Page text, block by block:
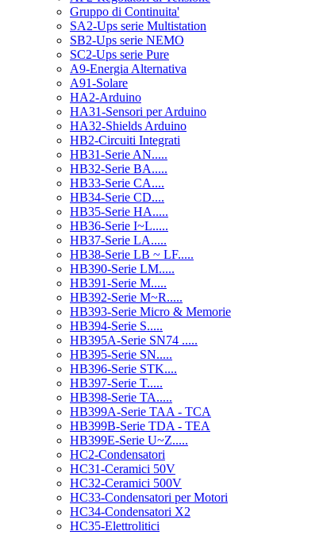
Gruppo di Continuita'
SA2-Ups serie Multistation
SB2-Ups serie NEMO
SC2-Ups serie Pure
A9-Energia Alternativa
A91-Solare
HA2-Arduino
HA31-Sensori per Arduino
HA32-Shields Arduino
HB2-Circuiti Integrati
HB31-Serie AN.....
HB32-Serie BA.....
HB33-Serie CA....
HB34-Serie CD....
HB35-Serie HA.....
HB36-Serie I~L.....
HB37-Serie LA.....
HB38-Serie LB ~ LF.....
HB390-Serie LM.....
HB391-Serie M.....
HB392-Serie M~R.....
HB393-Serie Micro & Memorie
HB394-Serie S.....
HB395A-Serie SN74 .....
HB395-Serie SN.....
HB396-Serie STK....
HB397-Serie T.....
HB398-Serie TA.....
HB399A-Serie TAA - TCA
HB399B-Serie TDA - TEA
HB399E-Serie U~Z.....
HC2-Condensatori
HC31-Ceramici 50V
HC32-Ceramici 500V
HC33-Condensatori per Motori
HC34-Condensatori X2
HC35-Elettrolitici